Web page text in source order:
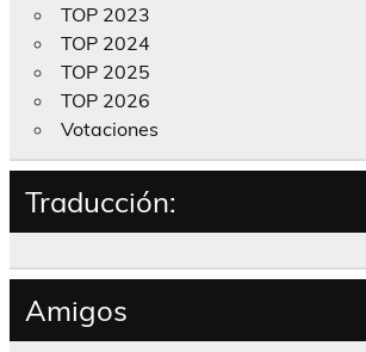
TOP 2023
TOP 2024
TOP 2025
TOP 2026
Votaciones
Traducción:
Amigos